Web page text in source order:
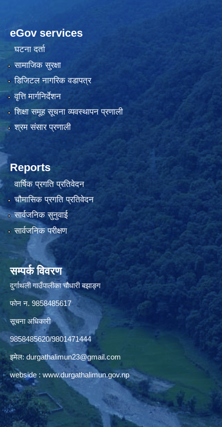
eGov services
घटना दर्ता
सामाजिक सुरक्षा
डिजिटल नागरिक वडापत्र
वृत्ति मार्गनिर्देशन
शिक्षा समूह सूचना व्यवस्थापन प्रणाली
श्रम संसार प्रणाली
Reports
वार्षिक प्रगति प्रतिवेदन
चौमासिक प्रगति प्रतिवेदन
सार्वजनिक सुनुवाई
सार्वजनिक परीक्षण
सम्पर्क विवरण
दुर्गाथली गाउँपालीका चौधारी बझाङ्ग
फोन न.‌ 9858485617
सूचना अधिकारी
9858485620/9801471444
इमेल: durgathalimun23@gmail.com
webside : www.durgathalimun.gov.np